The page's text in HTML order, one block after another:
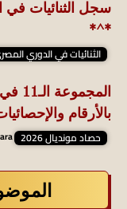
*^*
الثنائيات في الدوري
بالأرقام
حصاد مونديال 2026